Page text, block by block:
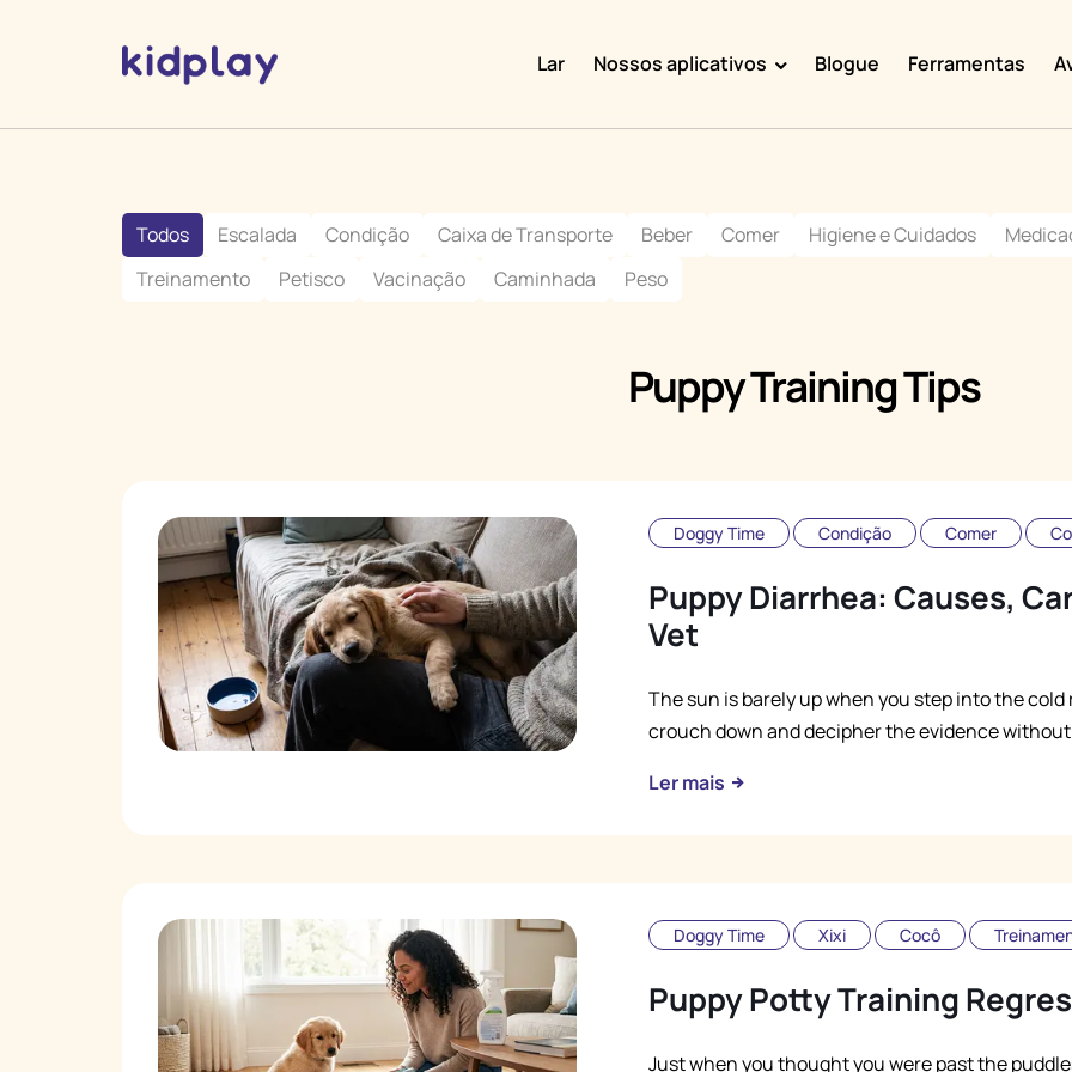
Lar Nossos aplicativos
Chore Boss
Kid Hop
Blogue Ferramentas
Todos Escalada Condição Caixa de Transporte Beber Comer Higiene e Cuidados
Treinamento
Petisco Vacinação Caminhada Peso
Puppy Training Tips
Doggy Time Condição Comer
Puppy Diarrhea: Causes,
Vet
The sun is barely up when you step into the
crouch down and decipher the evidence
Ler mais
Doggy Time Xixi Cocô
Puppy Potty Training
Just when you thought you were past the